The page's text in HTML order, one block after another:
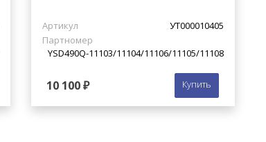
Артикул
УТ000010405
Партномер
YSD490Q-11103/11104/11106/11105/11108
10 100 ₽ Купить